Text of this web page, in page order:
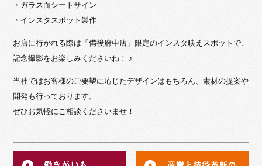
・ガラス面シートサイン
・インスタスポット製作
お店に行かれる際は「備後府中店」限定のインスタ映えスポットで、
記念撮影をお楽しみくださいね！ ♪
当社ではお客様のご要望に応じたデザインはもちろん、素材の提案や
開発も行っております。
ぜひお気軽にご相談くださいませ！